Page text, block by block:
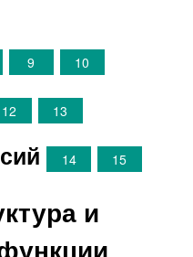
9 10
12 13
14 15
и